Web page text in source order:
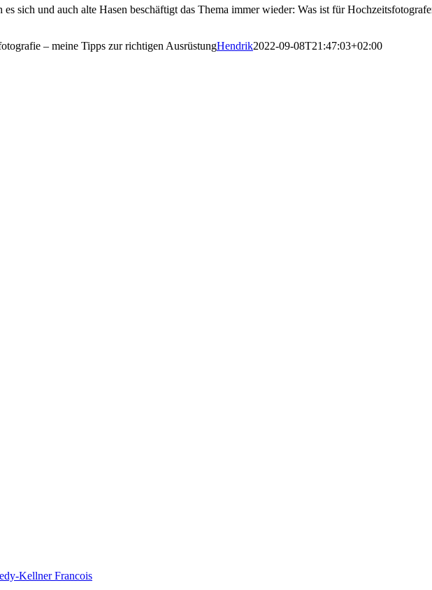
sich und auch alte Hasen beschäftigt das Thema immer wieder: Was ist für
– meine Tipps zur richtigen AusrüstungHendrik2022-09-08T21:47:03+02:00
Kellner Francois